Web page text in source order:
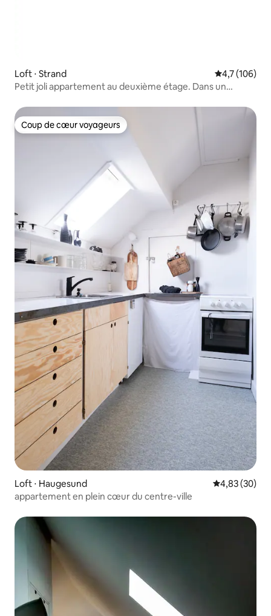
Loft ⋅ Strand Évaluation
4,7 (106)
Petit joli appartement au deuxième étage. Dans un
Coup de cœur voyageurs
Coup de cœur voyageurs
Loft ⋅ Haugesund Évaluation
4,83 (30)
appartement en plein cœur du centre-ville